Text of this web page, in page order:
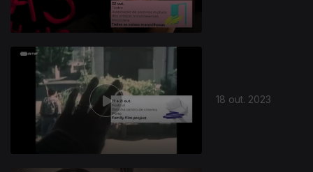
18 out. 2023